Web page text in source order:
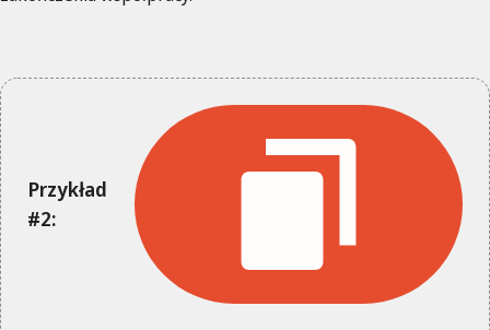
Przykład
#2: